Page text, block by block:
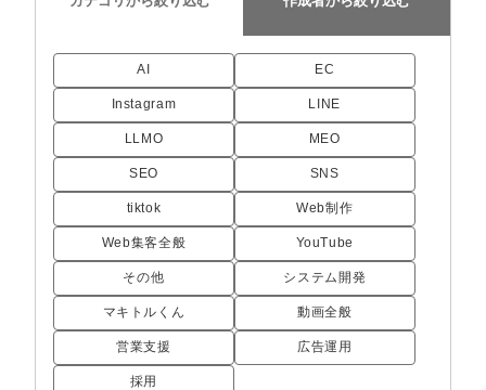
クレーム窓口
定額制営業代行『カリトルくん』
定額制採用代行・RPO『トルトルくん』
営業改善特化の動画制作『動画でカリトルく
定額LINE運用代行『LINEマキトルくん』
拡散付1日密着動画制作『まるごと社長』
1本無料で記事を制作『SEOトライアル』
定額制LP制作・改善『最強LP』
採用YouTubeチャンネル構築『トリトル』
料金表動画編集
広告運用
YouTubeディレクター
年収エージェント
会社概要・役員紹介
ミッション・ビジョン・バリュー
代表メッセージ（岩野圭佑）
取締役メッセージ（株本祐己）
業務委託
AI EC
Instagram LINE
LLMO MEO
SEO SNS
tiktok Web制作
Web集客全般 YouTube
その他 システム開発
マキトルくん 動画全般
営業支援 広告運用
採用